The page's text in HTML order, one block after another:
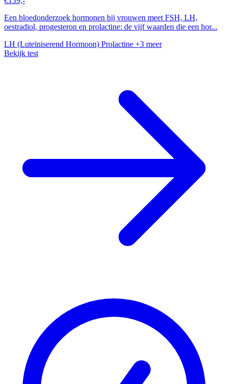
Een bloedonderzoek hormonen bij vrouwen meet FSH, LH,
oestradiol, progesteron en prolactine: de vijf waarden die een hor...
LH (Luteïniserend Hormoon) Prolactine +3 meer
Bekijk test